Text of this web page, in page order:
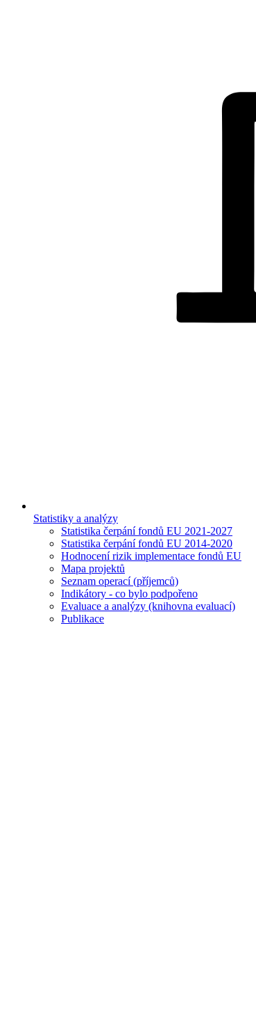
Statistiky a analýzy
Statistika čerpání fondů EU 2021-2027
Statistika čerpání fondů EU 2014-2020
Hodnocení rizik implementace fondů EU
Mapa projektů
Seznam operací (příjemců)
Indikátory - co bylo podpořeno
Evaluace a analýzy (knihovna evaluací)
Publikace